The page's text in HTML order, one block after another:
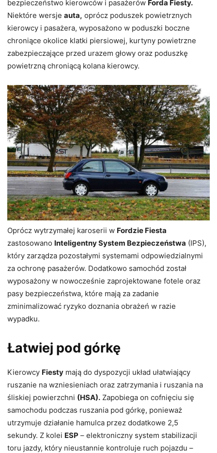
bezpieczeństwo kierowców i pasażerów Forda Fiesty.
Niektóre wersje auta, oprócz poduszek powietrznych
kierowcy i pasażera, wyposażono w poduszki boczne
chroniące okolice klatki piersiowej, kurtyny powietrzne
zabezpieczające przed urazem głowy oraz poduszkę
powietrzną chroniącą kolana kierowcy.
Oprócz wytrzymałej karoserii w Fordzie Fiesta
zastosowano Inteligentny System Bezpieczeństwa (IPS),
który zarządza pozostałymi systemami odpowiedzialnymi
za ochronę pasażerów. Dodatkowo samochód został
wyposażony w nowocześnie zaprojektowane fotele oraz
pasy bezpieczeństwa, które mają za zadanie
zminimalizować ryzyko doznania obrażeń w razie
wypadku.
Łatwiej pod górkę
Kierowcy Fiesty mają do dyspozycji układ ułatwiający
ruszanie na wzniesieniach oraz zatrzymania i ruszania na
śliskiej powierzchni (HSA). Zapobiega on cofnięciu się
samochodu podczas ruszania pod górkę, ponieważ
utrzymuje działanie hamulca przez dodatkowe 2,5
sekundy. Z kolei ESP – elektroniczny system stabilizacji
toru jazdy, który nieustannie kontroluje ruch pojazdu –